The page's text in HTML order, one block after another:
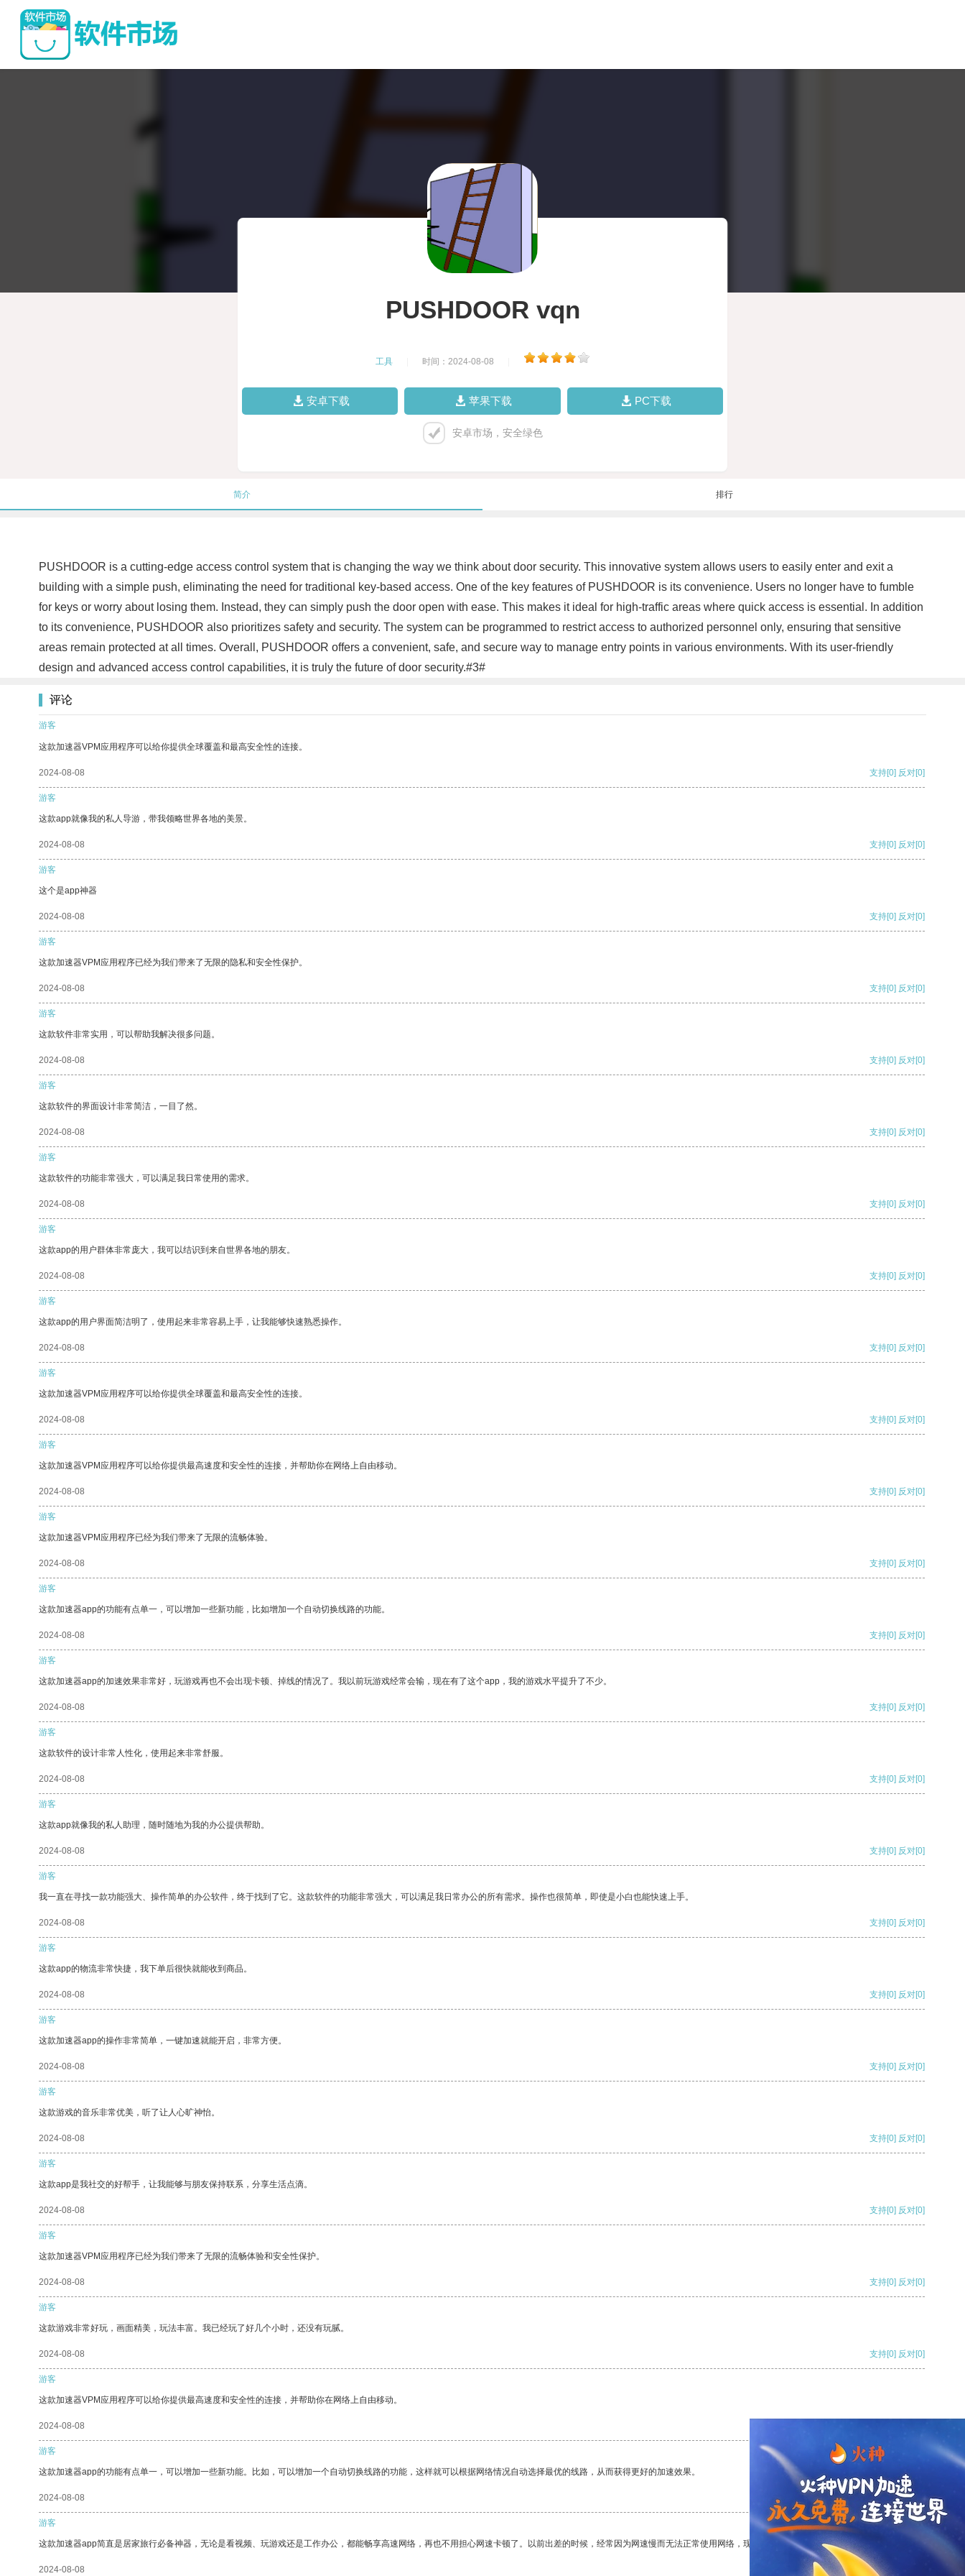
PUSHDOOR vqn
工具 时间：2024-08-08
安卓下载 苹果下载 PC下载
安卓市场，安全绿色
简介 排行
PUSHDOOR is a cutting-edge access control system that is changing the way we think about door security. This innovative system allows users to easily enter and exit a
building with a simple push, eliminating the need for traditional key-based access. One of the key features of PUSHDOOR is its convenience. Users no longer have to fumble
for keys or worry about losing them. Instead, they can simply push the door open with ease. This makes it ideal for high-traffic areas where quick access is essential. In addition
to its convenience, PUSHDOOR also prioritizes safety and security. The system can be programmed to restrict access to authorized personnel only, ensuring that sensitive
areas remain protected at all times. Overall, PUSHDOOR offers a convenient, safe, and secure way to manage entry points in various environments. With its user-friendly
design and advanced access control capabilities, it is truly the future of door security.#3#
评论
游客
这款加速器VPM应用程序可以给你提供全球覆盖和最高安全性的连接。
2024-08-08 支持[0] 反对[0]
游客
这款app就像我的私人导游，带我领略世界各地的美景。
2024-08-08 支持[0] 反对[0]
游客
这个是app神器
2024-08-08 支持[0] 反对[0]
游客
这款加速器VPM应用程序已经为我们带来了无限的隐私和安全性保护。
2024-08-08 支持[0] 反对[0]
游客
这款软件非常实用，可以帮助我解决很多问题。
2024-08-08 支持[0] 反对[0]
游客
这款软件的界面设计非常简洁，一目了然。
2024-08-08 支持[0] 反对[0]
游客
这款软件的功能非常强大，可以满足我日常使用的需求。
2024-08-08 支持[0] 反对[0]
游客
这款app的用户群体非常庞大，我可以结识到来自世界各地的朋友。
2024-08-08 支持[0] 反对[0]
游客
这款app的用户界面简洁明了，使用起来非常容易上手，让我能够快速熟悉操作。
2024-08-08 支持[0] 反对[0]
游客
这款加速器VPM应用程序可以给你提供全球覆盖和最高安全性的连接。
2024-08-08 支持[0] 反对[0]
游客
这款加速器VPM应用程序可以给你提供最高速度和安全性的连接，并帮助你在网络上自由移动。
2024-08-08 支持[0] 反对[0]
游客
这款加速器VPM应用程序已经为我们带来了无限的流畅体验。
2024-08-08 支持[0] 反对[0]
游客
这款加速器app的功能有点单一，可以增加一些新功能，比如增加一个自动切换线路的功能。
2024-08-08 支持[0] 反对[0]
游客
这款加速器app的加速效果非常好，玩游戏再也不会出现卡顿、掉线的情况了。我以前玩游戏经常会输，现在有了这个app，我的游戏水平提升了不少。
2024-08-08 支持[0] 反对[0]
游客
这款软件的设计非常人性化，使用起来非常舒服。
2024-08-08 支持[0] 反对[0]
游客
这款app就像我的私人助理，随时随地为我的办公提供帮助。
2024-08-08 支持[0] 反对[0]
游客
我一直在寻找一款功能强大、操作简单的办公软件，终于找到了它。这款软件的功能非常强大，可以满足我日常办公的所有需求。操作也很简单，即使是小白也能快速上手。
2024-08-08 支持[0] 反对[0]
游客
这款app的物流非常快捷，我下单后很快就能收到商品。
2024-08-08 支持[0] 反对[0]
游客
这款加速器app的操作非常简单，一键加速就能开启，非常方便。
2024-08-08 支持[0] 反对[0]
游客
这款游戏的音乐非常优美，听了让人心旷神怡。
2024-08-08 支持[0] 反对[0]
游客
这款app是我社交的好帮手，让我能够与朋友保持联系，分享生活点滴。
2024-08-08 支持[0] 反对[0]
游客
这款加速器VPM应用程序已经为我们带来了无限的流畅体验和安全性保护。
2024-08-08 支持[0] 反对[0]
游客
这款游戏非常好玩，画面精美，玩法丰富。我已经玩了好几个小时，还没有玩腻。
2024-08-08 支持[0] 反对[0]
游客
这款加速器VPM应用程序可以给你提供最高速度和安全性的连接，并帮助你在网络上自由移动。
2024-08-08
游客
这款加速器app的功能有点单一，可以增加一些新功能。比如，可以增加一个自动切换线路的功能，这样就可以根据网络情况自动选择最优的线路，从而获得更好的加速效果。
2024-08-08 支持 [0] 反对 [0]
游客
这款加速器app简直是居家旅行必备神器，无论是看视频、玩游戏还是工作办公，都能畅享高速网络，再也不用担心网速卡顿了。以前出差的时候，经常因为网速慢而无法正常使用网络，现在有了这个app，我再也不用担心了。
2024-08-08 支持